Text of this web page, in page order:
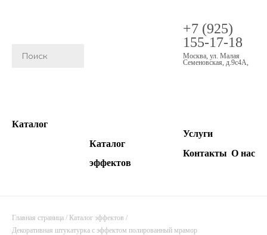
+7 (925)
155-17-18
Москва, ул. Малая
Семеновская, д.9с4А,
Каталог
Каталог
эффектов
Услуги
Контакты О нас
Главная страница / Каталог эффектов /
Декоративная штукатурка с эффектом полированный мрамор